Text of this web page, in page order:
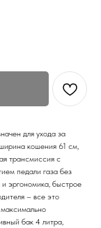
для ухода за
кошения 61 см,
трансмиссия с
педали газа без
эргономика, быстрое
– все это
максимально
бак 4 литра,